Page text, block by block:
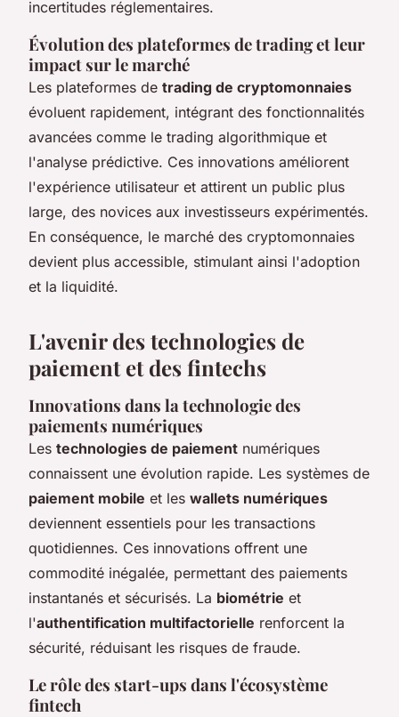
incertitudes réglementaires.
Évolution des plateformes de trading et leur
impact sur le marché
Les plateformes de trading de cryptomonnaies
évoluent rapidement, intégrant des fonctionnalités
avancées comme le trading algorithmique et
l'analyse prédictive. Ces innovations améliorent
l'expérience utilisateur et attirent un public plus
large, des novices aux investisseurs expérimentés.
En conséquence, le marché des cryptomonnaies
devient plus accessible, stimulant ainsi l'adoption
et la liquidité.
L'avenir des technologies de
paiement et des fintechs
Innovations dans la technologie des
paiements numériques
Les technologies de paiement numériques
connaissent une évolution rapide. Les systèmes de
paiement mobile et les wallets numériques
deviennent essentiels pour les transactions
quotidiennes. Ces innovations offrent une
commodité inégalée, permettant des paiements
instantanés et sécurisés. La biométrie et
l'authentification multifactorielle renforcent la
sécurité, réduisant les risques de fraude.
Le rôle des start-ups dans l'écosystème
fintech